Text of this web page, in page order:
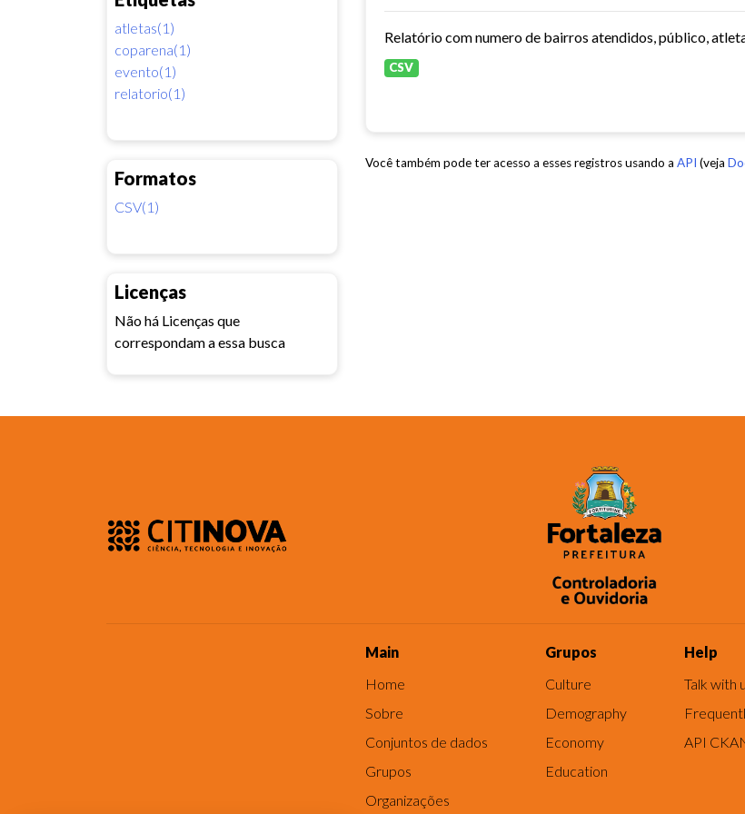
atletas(1)
coparena(1)
evento(1)
relatorio(1)
Formatos
CSV(1)
Licenças
Não há Licenças que
correspondam a essa busca
Relatório com numero de bairros atendidos, público,
CSV
Você também pode ter acesso a esses registros usando a API (veja
Main
Home
Sobre
Conjuntos de dados
Grupos
Organizações
Grupos
Culture
Demography
Economy
Education
Help
Talk with
API